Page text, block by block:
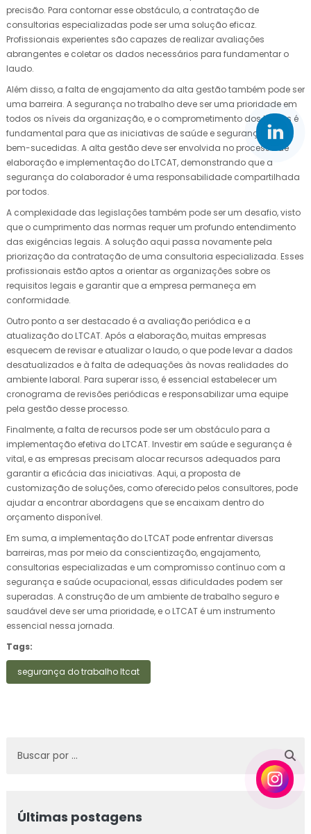
precisão. Para contornar esse obstáculo, a contratação de
consultorias especializadas pode ser uma solução eficaz.
Profissionais experientes são capazes de realizar avaliações
abrangentes e coletar os dados necessários para fundamentar o
laudo.
Além disso, a falta de engajamento da alta gestão também pode ser
uma barreira. A segurança no trabalho deve ser uma prioridade em
todos os níveis da organização, e o comprometimento dos líderes é
fundamental para que as iniciativas de saúde e segurança sejam
bem-sucedidas. A alta gestão deve ser envolvida no processo de
elaboração e implementação do LTCAT, demonstrando que a
segurança do colaborador é uma responsabilidade compartilhada
por todos.
A complexidade das legislações também pode ser um desafio, visto
que o cumprimento das normas requer um profundo entendimento
das exigências legais. A solução aqui passa novamente pela
priorização da contratação de uma consultoria especializada. Esses
profissionais estão aptos a orientar as organizações sobre os
requisitos legais e garantir que a empresa permaneça em
conformidade.
Outro ponto a ser destacado é a avaliação periódica e a
atualização do LTCAT. Após a elaboração, muitas empresas
esquecem de revisar e atualizar o laudo, o que pode levar a dados
desatualizados e à falta de adequações às novas realidades do
ambiente laboral. Para superar isso, é essencial estabelecer um
cronograma de revisões periódicas e responsabilizar uma equipe
pela gestão desse processo.
Finalmente, a falta de recursos pode ser um obstáculo para a
implementação efetiva do LTCAT. Investir em saúde e segurança é
vital, e as empresas precisam alocar recursos adequados para
garantir a eficácia das iniciativas. Aqui, a proposta de
customização de soluções, como oferecido pelos consultores, pode
ajudar a encontrar abordagens que se encaixam dentro do
orçamento disponível.
Em suma, a implementação do LTCAT pode enfrentar diversas
barreiras, mas por meio da conscientização, engajamento,
consultorias especializadas e um compromisso contínuo com a
segurança e saúde ocupacional, essas dificuldades podem ser
superadas. A construção de um ambiente de trabalho seguro e
saudável deve ser uma prioridade, e o LTCAT é um instrumento
essencial nessa jornada.
Tags:
segurança do trabalho ltcat
Últimas postagens